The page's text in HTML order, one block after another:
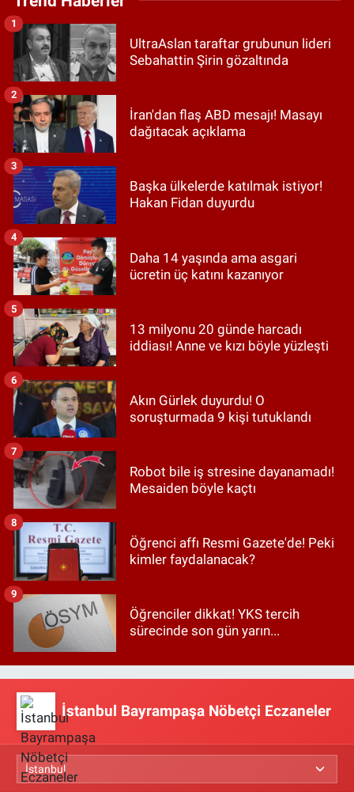
UltraAslan taraftar grubunun lideri
Sebahattin Şirin gözaltında
1
İran'dan flaş ABD mesajı! Masayı
dağıtacak açıklama
2
Başka ülkelerde katılmak istiyor!
Hakan Fidan duyurdu
3
Daha 14 yaşında ama asgari
ücretin üç katını kazanıyor
4
13 milyonu 20 günde harcadı
iddiası! Anne ve kızı böyle yüzleşti
5
Akın Gürlek duyurdu! O
soruşturmada 9 kişi tutuklandı
6
Robot bile iş stresine dayanamadı!
Mesaiden böyle kaçtı
7
Öğrenci affı Resmi Gazete'de! Peki
kimler faydalanacak?
8
Öğrenciler dikkat! YKS tercih
sürecinde son gün yarın...
9
İstanbul Bayrampaşa Nöbetçi Eczaneler